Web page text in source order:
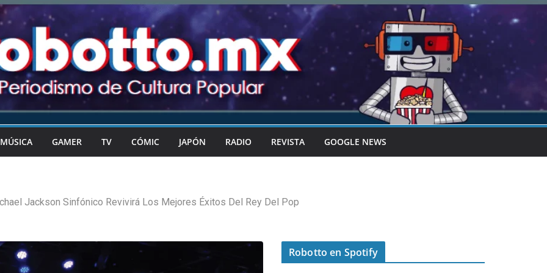
MÚSICA GAMER TV CÓMIC JAPÓN RADIO REVISTA GOOGLE NEWS
Jackson Sinfónico Revivirá Los Mejores Éxitos Del Rey Del Pop
Robotto en Spotify